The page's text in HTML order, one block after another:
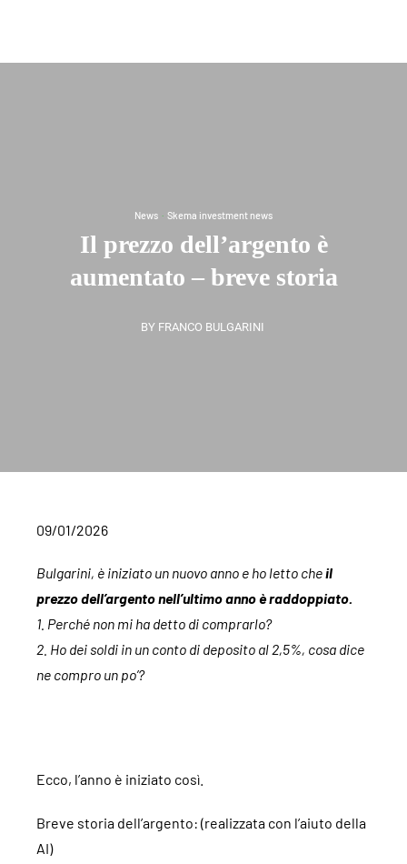
News · Skema investment news
Il prezzo dell’argento è
aumentato – breve storia
BY FRANCO BULGARINI
09/01/2026
Bulgarini, è iniziato un nuovo anno e ho letto cheil
prezzo dell’argento nell’ultimo anno è raddoppiato.
1. Perché non mi ha detto di comprarlo?
2. Ho dei soldi in un conto di deposito al 2,5%, cosa dice
ne compro un po’?
Ecco, l’anno è iniziato così.
Breve storia dell’argento: (realizzata con l’aiuto della
AI)